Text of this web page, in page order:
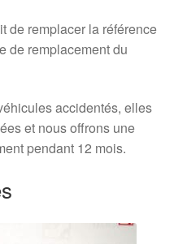
de remplacer la référence
de remplacement du
accidentés, elles
et nous offrons une
pendant 12 mois.